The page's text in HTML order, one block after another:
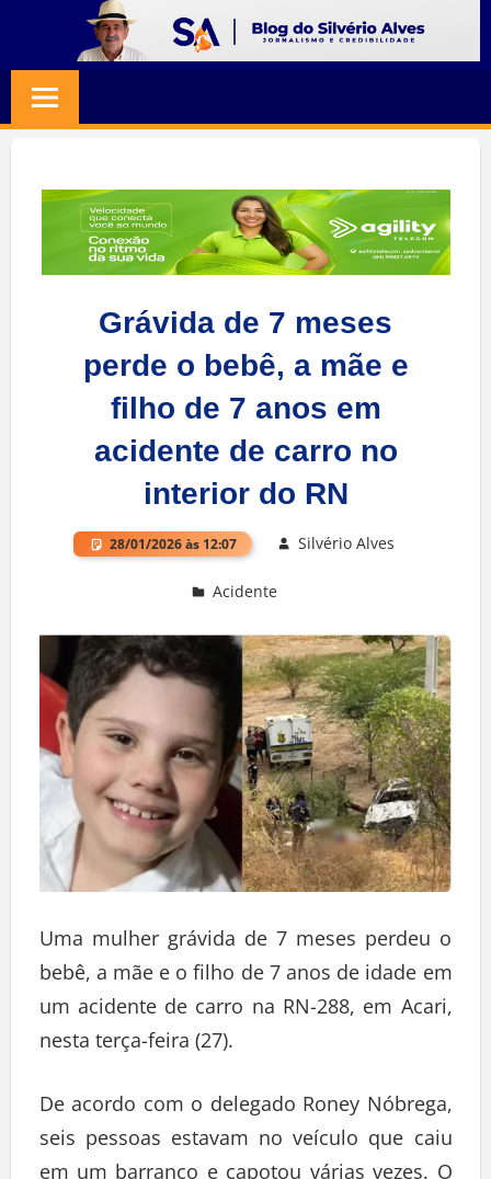
content
SILVERIO
ALVES
Jornalismo
Credibilidade
Grávida de 7 meses
perde o bebê, a mãe e
filho de 7 anos em
acidente de carro no
interior do RN
28/01/2026 às 12:07 Silvério Alves
Acidente
Uma mulher grávida de 7 meses perdeu o
bebê, a mãe e o filho de 7 anos de idade em
um acidente de carro na RN-288, em Acari,
nesta terça-feira (27).
De acordo com o delegado Roney Nóbrega,
seis pessoas estavam no veículo que caiu